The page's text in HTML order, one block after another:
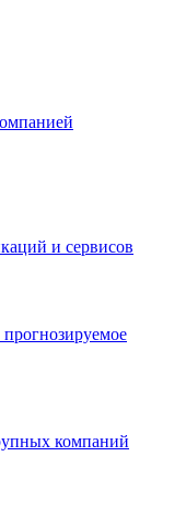
и сервисов
компаний